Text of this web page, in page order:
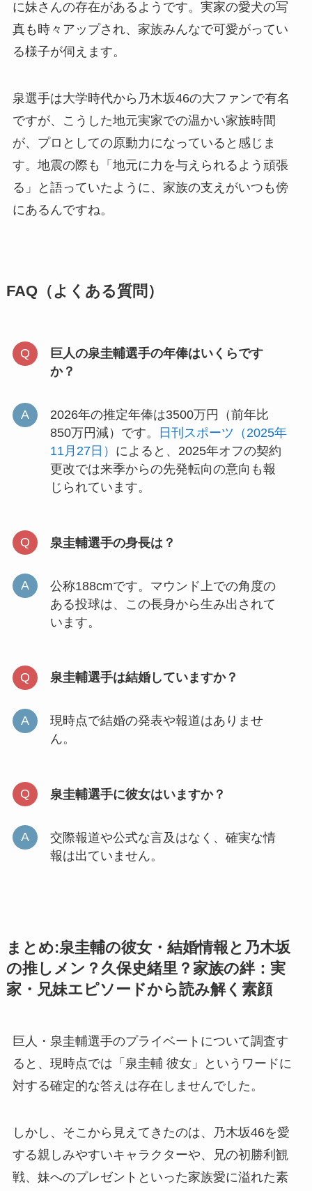
に妹さんの存在があるようです。実家の愛犬の写
真も時々アップされ、家族みんなで可愛がってい
る様子が伺えます。
泉選手は大学時代から乃木坂46の大ファンで有名
ですが、こうした地元実家での温かい家族時間
が、プロとしての原動力になっていると感じま
す。地震の際も「地元に力を与えられるよう頑張
る」と語っていたように、家族の支えがいつも傍
にあるんですね。
FAQ（よくある質問）
巨人の泉圭輔選手の年俸はいくらです
か？
2026年の推定年俸は3500万円（前年比
850万円減）です。
日刊スポーツ（2025年
11月27日） によると、2025年オフの契約
更改では来季からの先発転向の意向も報
じられています。
泉圭輔選手の身長は？
公称188cmです。マウンド上での角度の
ある投球は、この長身から生み出されて
います。
泉圭輔選手は結婚していますか？
現時点で結婚の発表や報道はありませ
ん。
泉圭輔選手に彼女はいますか？
交際報道や公式な言及はなく、確実な情
報は出ていません。
まとめ:泉圭輔の彼女・結婚情報と乃木坂
の推しメン？久保史緒里？家族の絆：実
家・兄妹エピソードから読み解く素顔
巨人・泉圭輔選手のプライベートについて調査す
ると、現時点では「泉圭輔 彼女」というワードに
対する確定的な答えは存在しませんでした。
しかし、そこから見えてきたのは、乃木坂46を愛
する親しみやすいキャラクターや、兄の初勝利観
戦、妹へのプレゼントといった家族愛に溢れた素